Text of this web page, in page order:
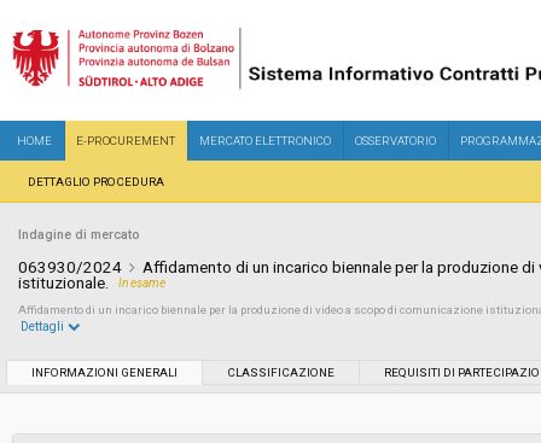
HOME E-PROCUREMENT MERCATO ELETTRONICO OSSERVATORIO
DETTAGLIO PROCEDURA
Indagine di mercato
063930/2024
Affidamento di un incarico biennale per la produzione
istituzionale.
In esame
Affidamento di un incarico biennale per la produzione di video a scopo di comunicazione
Dettagli
INFORMAZIONI GENERALI CLASSIFICAZIONE REQUISITI DI